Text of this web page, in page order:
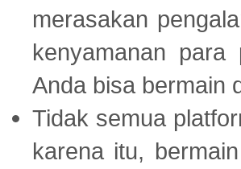
merasakan
kenyamanan
Anda bisa bermain
Tidak semua
karena itu,